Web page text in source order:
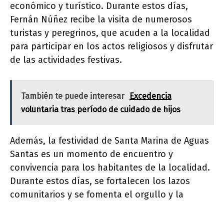
económico y turístico. Durante estos días,
Fernán Núñez recibe la visita de numerosos
turistas y peregrinos, que acuden a la localidad
para participar en los actos religiosos y disfrutar
de las actividades festivas.
También te puede interesar
Excedencia
voluntaria tras período de cuidado de hijos
Además, la festividad de Santa Marina de Aguas
Santas es un momento de encuentro y
convivencia para los habitantes de la localidad.
Durante estos días, se fortalecen los lazos
comunitarios y se fomenta el orgullo y la